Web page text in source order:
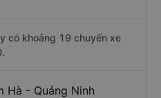
có khoảng 19 chuyến xe
Hà - Quảng Ninh